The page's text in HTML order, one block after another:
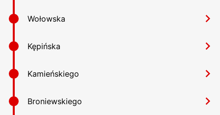
Wołowska 󰅂
Kępińska 󰅂
Kamieńskiego 󰅂
Broniewskiego 󰅂